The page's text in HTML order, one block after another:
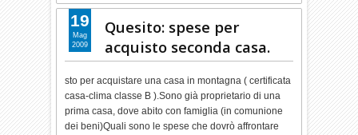
Quesito: spese per
acquisto seconda casa.
sto per acquistare una casa in montagna ( certificata
casa-clima classe B ).Sono già proprietario di una
prima casa, dove abito con famiglia (in comunione
dei beni)Quali sono le spese che dovrò affrontare
19
Mag
2009